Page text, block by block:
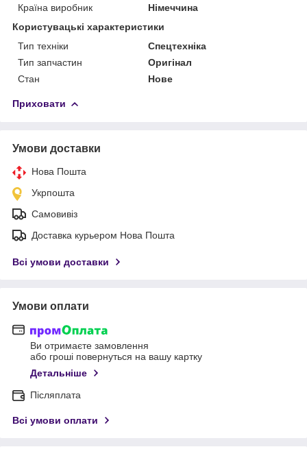
Країна виробник
Німеччина
Користувацькі характеристики
Тип техніки
Спецтехніка
Тип запчастин
Оригінал
Стан
Нове
Приховати
Умови доставки
Нова Пошта
Укрпошта
Самовивіз
Доставка курьером Нова Пошта
Всі умови доставки
Умови оплати
Ви отримаєте замовлення
або гроші повернуться на вашу картку
Детальніше
Післяплата
Всі умови оплати